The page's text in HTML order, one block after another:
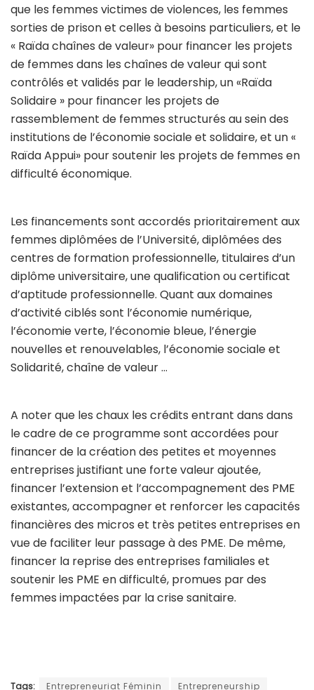
que les femmes victimes de violences, les femmes
sorties de prison et celles à besoins particuliers, et le
« Raïda chaînes de valeur» pour financer les projets
de femmes dans les chaînes de valeur qui sont
contrôlés et validés par le leadership, un «Raïda
Solidaire » pour financer les projets de
rassemblement de femmes structurés au sein des
institutions de l’économie sociale et solidaire, et un «
Raïda Appui» pour soutenir les projets de femmes en
difficulté économique.
Les financements sont accordés prioritairement aux
femmes diplômées de l’Université, diplômées des
centres de formation professionnelle, titulaires d’un
diplôme universitaire, une qualification ou certificat
d’aptitude professionnelle. Quant aux domaines
d’activité ciblés sont l’économie numérique,
l’économie verte, l’économie bleue, l’énergie
nouvelles et renouvelables, l’économie sociale et
Solidarité, chaîne de valeur …
A noter que les chaux les crédits entrant dans dans
le cadre de ce programme sont accordées pour
financer de la création des petites et moyennes
entreprises justifiant une forte valeur ajoutée,
financer l’extension et l’accompagnement des PME
existantes, accompagner et renforcer les capacités
financières des micros et très petites entreprises en
vue de faciliter leur passage à des PME. De même,
financer la reprise des entreprises familiales et
soutenir les PME en difficulté, promues par des
femmes impactées par la crise sanitaire.
Tags: Entrepreneuriat Féminin Entrepreneurship